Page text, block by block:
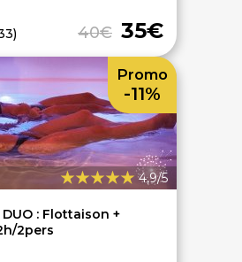
40€ 35€
4,9/5
: Flottaison +
2pers
Promo
-11%